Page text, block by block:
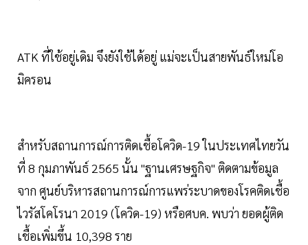
ATK ที่ใช้อยู่เดิม จึงยังใช้ได้อยู่ แม่จะเป็นสายพันธ์ใหม่โอ
มิครอน
สำหรับสถานการณ์การติดเชื้อโควิด-19 ในประเทศไทยวัน
ที่ 8 กุมภาพันธ์ 2565 นั้น "ฐานเศรษฐกิจ" ติดตามข้อมูล
จาก ศูนย์บริหารสถานการณ์การแพร่ระบาดของโรคติดเชื้อ
ไวรัสโคโรนา 2019 (โควิด-19) หรือศบค. พบว่า ยอดผู้ติด
เชื้อเพิ่มขึ้น 10,398 ราย